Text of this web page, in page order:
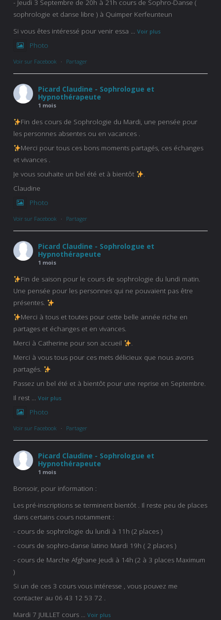
- Jeudi 3 Septembre de 20h à 21h cours de Sophro-Danse (
sophrologie et danse libre ) à Quimper Kerfeunteun
Si vous êtes intéressé pour venir essa ... Voir plus
Photo
Voir sur Facebook · Partager
Picard Claudine - Sophrologue et
Hypnothérapeute
1 mois
Fin des cours de Sophrologie du Mardi, une pensée pour
les personnes absentes ou en vacances .
Merci pour tous ces bons moments partagés, ces échanges
et vivances .
Je vous souhaite un bel été et à bientôt
.
Claudine
Photo
Voir sur Facebook · Partager
Picard Claudine - Sophrologue et
Hypnothérapeute
1 mois
Fin de saison pour le cours de sophrologie du lundi matin.
Une pensée pour les personnes qui ne pouvaient pas être
présentes.
Merci à tous et toutes pour cette belle année riche en
partages et échanges et en vivances.
Merci à Catherine pour son accueil
.
Merci à vous tous pour ces mets délicieux que nous avons
partagés.
Passez un bel été et à bientôt pour une reprise en Septembre.
Il rest ... Voir plus
Photo
Voir sur Facebook · Partager
Picard Claudine - Sophrologue et
Hypnothérapeute
1 mois
Bonsoir, pour information :
Les pré-inscriptions se terminent bientôt . Il reste peu de places
dans certains cours notamment :
- cours de sophrologie du lundi à 11h (2 places )
- cours de sophro-danse latino Mardi 19h ( 2 places )
- cours de Marche Afghane Jeudi à 14h (2 à 3 places Maximum
)
Si un de ces 3 cours vous intéresse , vous pouvez me
contacter au 06 43 12 53 72 .
Mardi 7 JUILLET cours ... Voir plus